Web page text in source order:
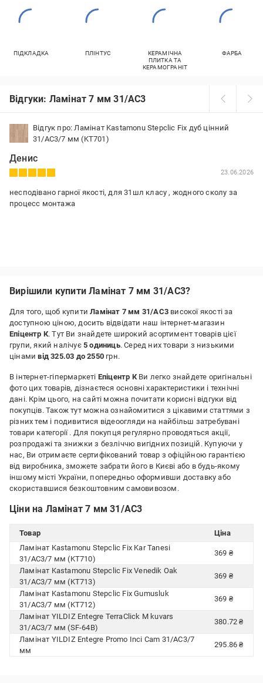
ПІДКЛАДКА ПЛІНТУС
КЕРАМІЧНА
ПЛИТКА ТА
КЕРАМОГРАНІТ
ФАРБА
Відгуки: Ламінат 7 мм 31/AC3
Відгук про: Ламінат Kastamonu Stepclic Fix дуб цінний
31/AC3/7 мм (KT701)
Денис
23.06.2026
несподівано гарної якості, для 31шл класу , жодного сколу за
процесс монтажа
Вирішили купити Ламінат 7 мм 31/AC3?
Для того, щоб купитиЛамінат 7 мм 31/AC3 високої якості за
доступною ціною, досить відвідати наш інтернет-магазин
Епіцентр К. Тут Ви знайдете широкий асортимент товарів цієї
групи, який налічує 5 одиниць. Серед них товари з низькими
цінамивід 325.03 до 2550 грн.
В інтернет-гіпермаркеті Епіцентр КВи легко знайдете оригінальні
фото цих товарів, дізнаєтеся основні характеристики і технічні
дані. Крім цього, на сайті можна почитати корисні відгуки від
покупців. Також тут можна ознайомитися з цікавими статтями з
різних тем і подивитися відеоогляди на найбільш затребувані
товари категорії . Для покупця регулярно проводяться акції,
розпродажі та знижки з безліччю вигідних позицій. Купуючи у
нас, Ви отримаєте сертифікований товар з офіційною гарантією
від виробника, зможете забрати його в Києві або в будь-якому
іншому місті України, попередньо оформивши доставку або
скориставшися безкоштовним самовивозом.
Ціни на Ламінат 7 мм 31/AC3
Товар
Ціна
Ламінат Kastamonu Stepclic Fix Kar Tanesi
31/AC3/7 мм (KT710)
369 ₴
Ламінат Kastamonu Stepclic Fix Venedik Oak
31/AC3/7 мм (KT713)
369 ₴
Ламінат Kastamonu Stepclic Fix Gumusluk
31/AC3/7 мм (KT712)
369 ₴
Ламінат YILDIZ Entegre TerraClick М kuvars
31/AC3/7 мм (SF-64B)
380.72 ₴
Ламінат YILDIZ Entegre Promo Inci Cam 31/AC3/7
мм
295.86 ₴